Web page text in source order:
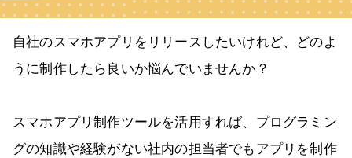
自社のスマホアプリをリリースしたいけれど、どのよ
うに制作したら良いか悩んでいませんか？
スマホアプリ制作ツールを活用すれば、プログラミン
グの知識や経験がない社内の担当者でもアプリを制作